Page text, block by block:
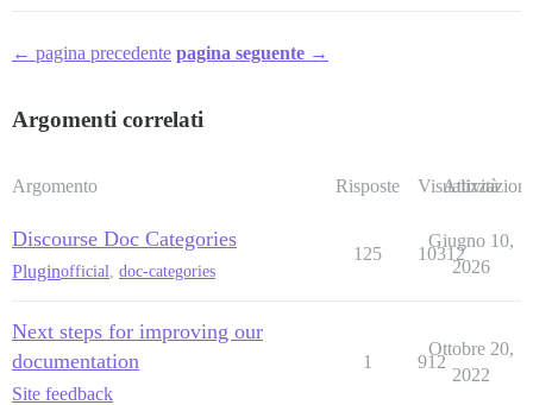
← pagina precedente pagina seguente →
Argomenti correlati
Argomento Risposte Visualizzazioni
Attività
Discourse Doc Categories
Pluginofficial, doc-categories
125 10312
Giugno 10,
2026
Next steps for improving our
documentation
Site feedback
1 912
Ottobre 20,
2022